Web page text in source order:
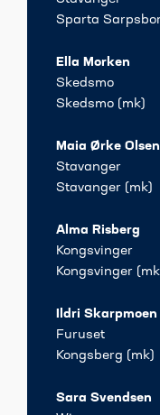
Sparta
Ella Morken
Skedsmo
Skedsmo (mk)
Maia Ørke Olsen
Stavanger
Stavanger (mk)
Alma Risberg
Kongsvinger
Kongsvinger
Ildri Skarpmoen
Furuset
Kongsberg (mk)
Sara Svendsen